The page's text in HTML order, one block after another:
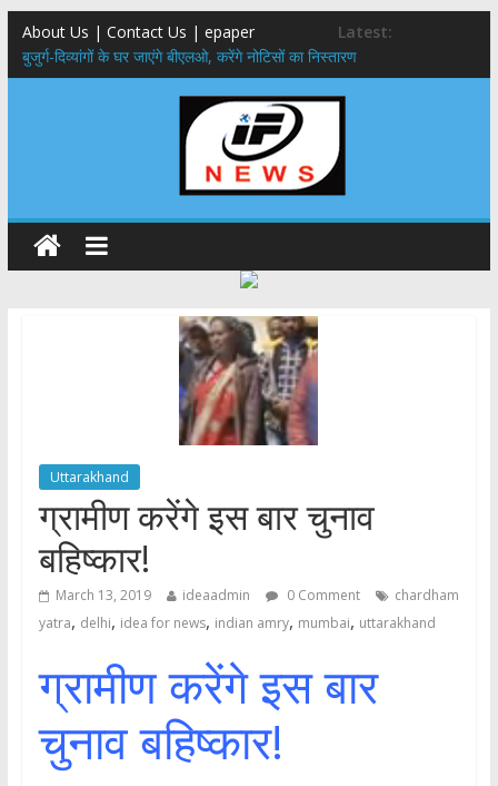
About Us | Contact Us | epaper
Latest:
बुजुर्ग-दिव्यांगों के घर जाएंगे बीएलओ, करेंगे नोटिसों का निस्तारण
24×7 अलर्ट मोड में रहें अधिकारी-मुख्य सचिव मानसून-एसईओसी से मुख्य सचिव ने
की विस्तृत समीक्षा कहा-बंद सड़कों को शीघ्र खोला जाए, लोगों को न हो दिक्कत
459 करोड़ से एचएनबी गढ़वाल विश्वविद्यालय में अनुसंधान संरचना होगी सुदृढ,उच्च
शिक्षा मंत्री धन सिंह रावत ने नवनियुक्त केन्द्रीय शिक्षा मंत्री से की मुलाकात
मुख्यमंत्री से महानिदेशक एनसीसी ने की शिष्टाचार भेंट,उत्तराखण्ड में एनसीसी के
विस्तार एवं आधुनिक आधारभूत संरचना के विकास पर हुई महत्वपूर्ण चर्चा
एमडीडीए बोर्ड बैठक, देहरादून और मसूरी के विकास के लिए 25 बड़े प्रस्तावों को मिली
हरी झंडी
Uttarakhand
ग्रामीण करेंगे इस बार चुनाव
बहिष्कार!
March 13, 2019 ideaadmin 0 Comment
chardham
yatra, delhi, idea for news, indian amry, mumbai, uttarakhand
ग्रामीण करेंगे इस बार
चुनाव बहिष्कार!